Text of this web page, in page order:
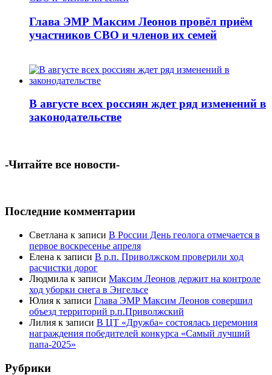
Глава ЭМР Максим Леонов провёл приём
участников СВО и членов их семей
В августе всех россиян ждет ряд изменений в
законодательстве
-Читайте все новости-
Последние комментарии
Светлана к записи В России День геолога отмечается в
первое воскресенье апреля
Елена к записи В р.п. Приволжском проверили ход
расчистки дорог
Людмила к записи Максим Леонов держит на контроле
ход уборки снега в Энгельсе
Юлия к записи Глава ЭМР Максим Леонов совершил
объезд территорий р.п.Приволжский
Лилия к записи В ЦТ «Дружба» состоялась церемония
награждения победителей конкурса «Самый лучший
папа-2025»
Рубрики